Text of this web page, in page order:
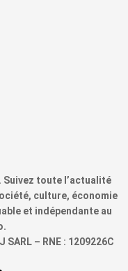
toute l’actualité
culture, économie
et indépendante au
– RNE : 1209226C